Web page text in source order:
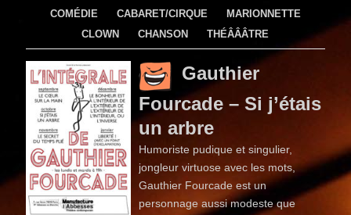
COMÉDIE
CABARET/CIRQUE
MARIONNETTE
CLOWN
CHANSON THÉÂÂÂTRE
Gauthier
Fourcade – Si j’étais
un arbre
Humoriste pudique et singulier,
jongleur virtuose avec les mots,
Gauthier Fourcade est un
personnage aussi modeste que